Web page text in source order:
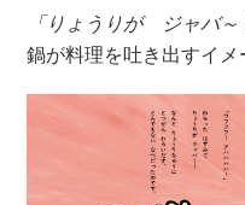
「りょうりが ジャバ～
鍋が料理を吐き出すイメ